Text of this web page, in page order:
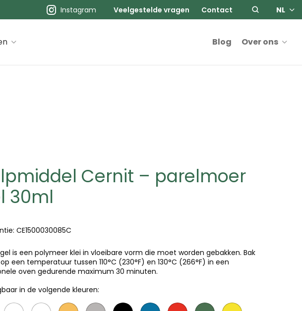
Instagram Veelgestelde vragen Contact NL
Blog Over ons
Cernit – parelmoer
30ml
CE1500030085C
is een polymeer klei in vloeibare vorm die moet worden gebakken. Bak
een temperatuur tussen 110°C (230°F) en 130°C (266°F) in een
oven gedurende maximum 30 minuten.
in de volgende kleuren: